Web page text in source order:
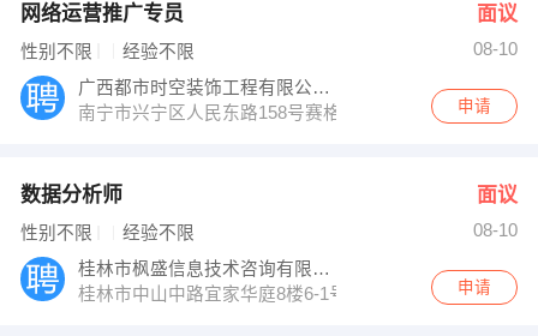
网络运营推广专员 面议
性别不限 经验不限
08-10
广西都市时空装饰工程有限公司南宁分公司
南宁市兴宁区人民东路158号赛格电子广场3楼整层澳门
申请
数据分析师 面议
性别不限 经验不限
08-10
桂林市枫盛信息技术咨询有限公司
桂林市中山中路宜家华庭8楼6-1号
申请